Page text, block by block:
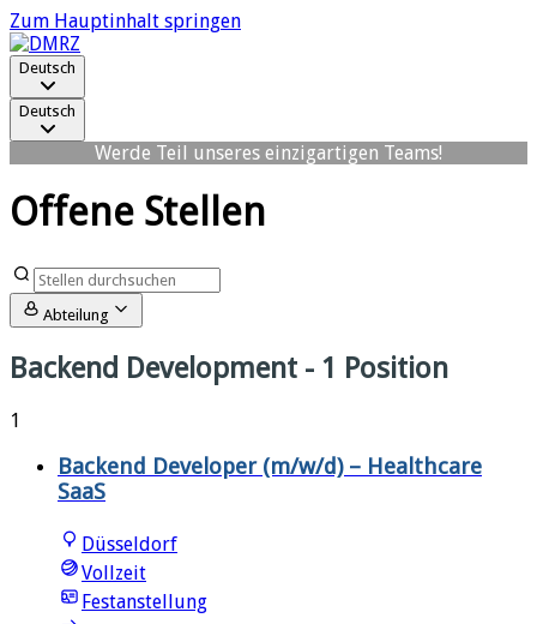
Zum Hauptinhalt springen
Deutsch
Deutsch
Werde Teil unseres einzigartigen Teams!
Offene Stellen
Abteilung
Backend Development - 1 Position
1
Backend Developer (m/w/d) – Healthcare
SaaS
Düsseldorf
Vollzeit
Festanstellung